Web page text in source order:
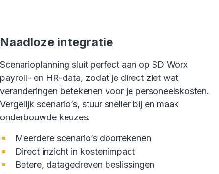
Naadloze integratie
Scenarioplanning sluit perfect aan op SD Worx
payroll- en HR-data, zodat je direct ziet wat
veranderingen betekenen voor je personeelskosten.
Vergelijk scenario’s, stuur sneller bij en maak
onderbouwde keuzes.
Meerdere scenario’s doorrekenen
Direct inzicht in kostenimpact
Betere, datagedreven beslissingen